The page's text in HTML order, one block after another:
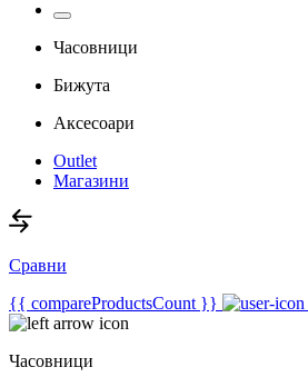
Часовници
Бижута
Аксесоари
Outlet
Магазини
Сравни
{{ compareProductsCount }}
Часовници